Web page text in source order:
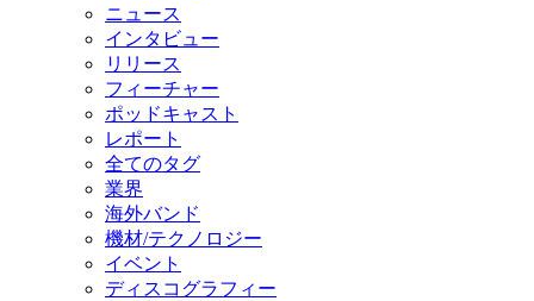
ニュース
インタビュー
リリース
フィーチャー
ポッドキャスト
レポート
全てのタグ
業界
海外バンド
機材/テクノロジー
イベント
ディスコグラフィー